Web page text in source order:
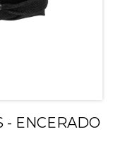
- ENCERADO